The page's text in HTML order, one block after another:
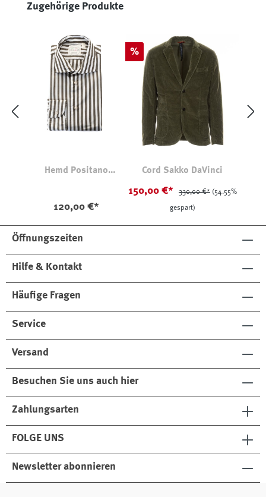
Produktgalerie überspringen
Zugehörige Produkte
Hemd Positano
120,00 €*
Rabatt
%
Cord Sakko DaVinci
150,00 €* 330,00 €* (54.55%
gespart)
Öffnungszeiten
Hilfe & Kontakt
Häufige Fragen
Service
Versand
Besuchen Sie uns auch hier
Zahlungsarten
FOLGE UNS
Newsletter abonnieren